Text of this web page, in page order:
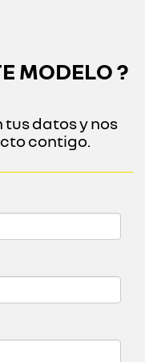
MODELO ?
datos y nos
contigo.